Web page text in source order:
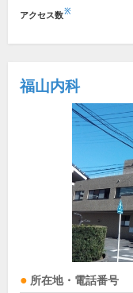
アクセス数※
福山内科
所在地・電話番号